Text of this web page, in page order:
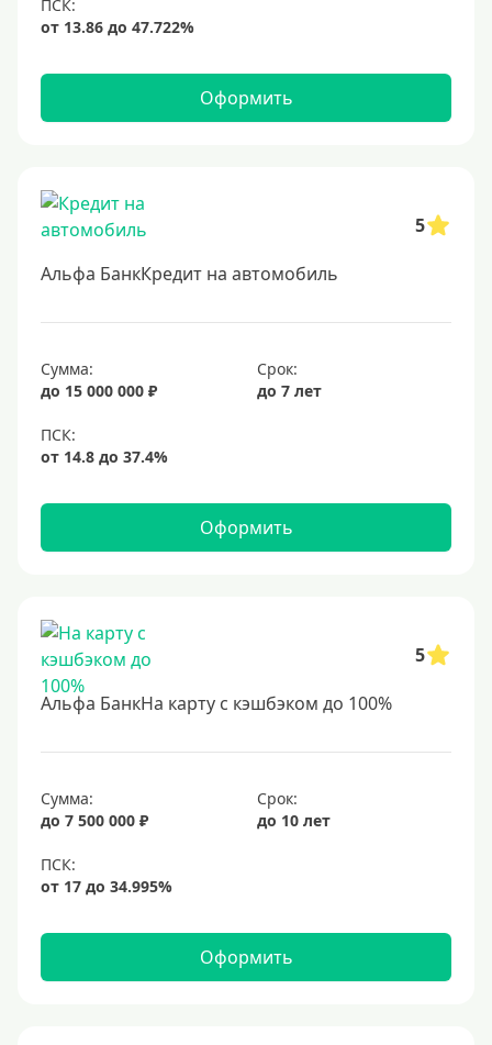
Оформить
5
Альфа БанкКредит на автомобиль
Сумма:
до 15 000 000 ₽
Срок:
до 7 лет
Оформить
5
Альфа БанкНа карту с кэшбэком до 100%
Сумма:
до 7 500 000 ₽
Срок:
до 10 лет
Оформить